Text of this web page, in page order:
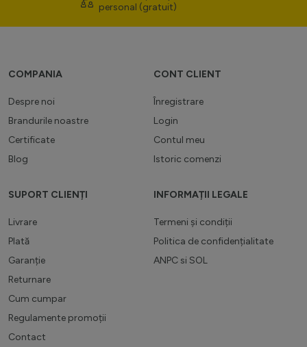
personal (gratuit)
COMPANIA
Despre noi
Brandurile noastre
Certificate
Blog
CONT CLIENT
Înregistrare
Login
Contul meu
Istoric comenzi
SUPORT CLIENȚI
Livrare
Plată
Garanție
Returnare
Cum cumpar
Regulamente promoții
Contact
INFORMAȚII LEGALE
Termeni și condiții
Politica de confidențialitate
ANPC si SOL